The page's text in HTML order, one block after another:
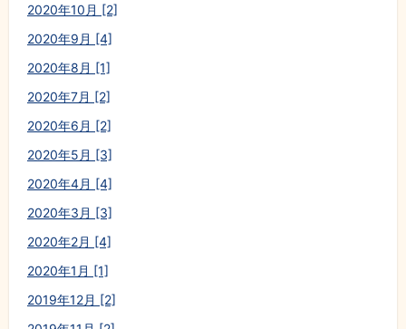
2020年10月 [2]
2020年9月 [4]
2020年8月 [1]
2020年7月 [2]
2020年6月 [2]
2020年5月 [3]
2020年4月 [4]
2020年3月 [3]
2020年2月 [4]
2020年1月 [1]
2019年12月 [2]